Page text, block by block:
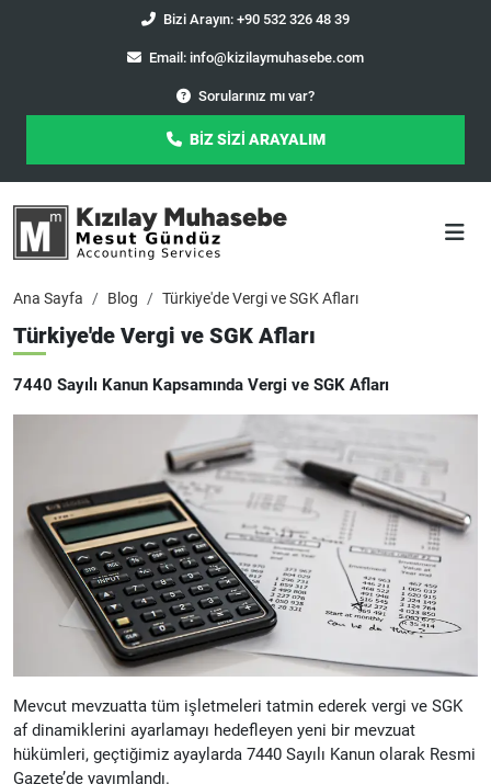
Bizi Arayın: +90 532 326 48 39
Email: info@kizilaymuhasebe.com
Sorularınız mı var?
BİZ SİZİ ARAYALIM
Ana Sayfa Blog Türkiye'de Vergi ve SGK Afları
Türkiye'de Vergi ve SGK Afları
7440 Sayılı Kanun Kapsamında Vergi ve SGK Afları
Mevcut mevzuatta tüm işletmeleri tatmin ederek vergi ve SGK
af dinamiklerini ayarlamayı hedefleyen yeni bir mevzuat
hükümleri, geçtiğimiz ayaylarda 7440 Sayılı Kanun olarak Resmi
Gazete’de yayımlandı.